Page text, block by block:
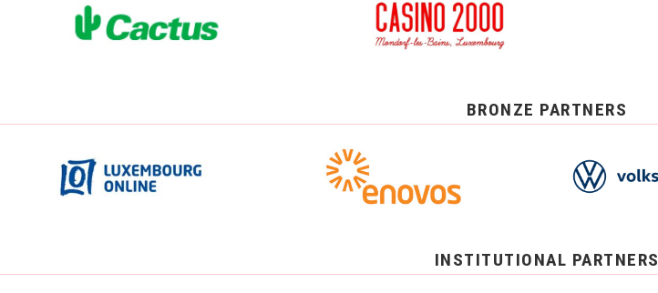
BRONZE PARTNERS
INSTITUTIONAL PARTNERS